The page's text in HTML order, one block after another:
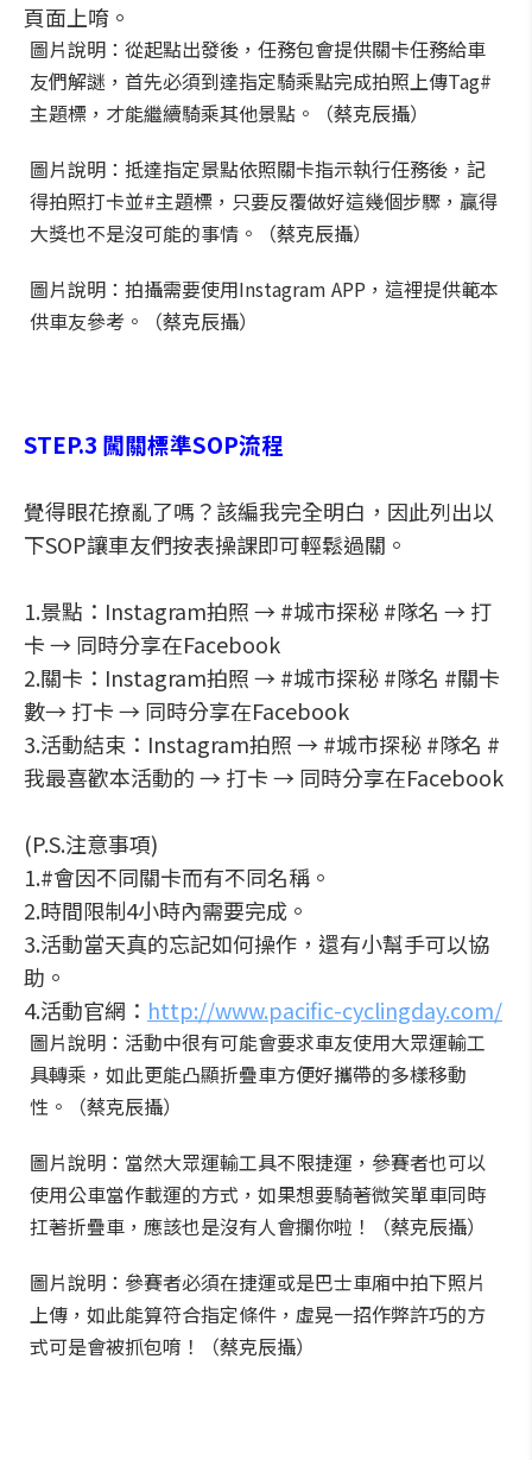
頁面上唷。
圖片說明：從起點出發後，任務包會提供關卡任務給車
友們解謎，首先必須到達指定騎乘點完成拍照上傳Tag#
主題標，才能繼續騎乘其他景點。（蔡克辰攝）
圖片說明：抵達指定景點依照關卡指示執行任務後，記
得拍照打卡並#主題標，只要反覆做好這幾個步驟，贏得
大獎也不是沒可能的事情。（蔡克辰攝）
圖片說明：拍攝需要使用Instagram APP，這裡提供範本
供車友參考。（蔡克辰攝）
STEP.3 闖關標準SOP流程
覺得眼花撩亂了嗎？該編我完全明白，因此列出以
下SOP讓車友們按表操課即可輕鬆過關。
1.景點：Instagram拍照 → #城市探秘 #隊名 → 打
卡 → 同時分享在Facebook
2.關卡：Instagram拍照 → #城市探秘 #隊名 #關卡
數→ 打卡 → 同時分享在Facebook
3.活動結束：Instagram拍照 → #城市探秘 #隊名 #
我最喜歡本活動的 → 打卡 → 同時分享在Facebook
(P.S.注意事項)
1.#會因不同關卡而有不同名稱。
2.時間限制4小時內需要完成。
3.活動當天真的忘記如何操作，還有小幫手可以協
助。
4.活動官網： http://www.pacific-cyclingday.com/
圖片說明：活動中很有可能會要求車友使用大眾運輸工
具轉乘，如此更能凸顯折疊車方便好攜帶的多樣移動
性。（蔡克辰攝）
圖片說明：當然大眾運輸工具不限捷運，參賽者也可以
使用公車當作載運的方式，如果想要騎著微笑單車同時
扛著折疊車，應該也是沒有人會攔你啦！（蔡克辰攝）
圖片說明：參賽者必須在捷運或是巴士車廂中拍下照片
上傳，如此能算符合指定條件，虛晃一招作弊許巧的方
式可是會被抓包唷！（蔡克辰攝）